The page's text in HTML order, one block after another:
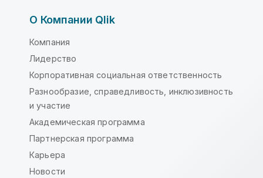
О Компании Qlik
Компания
Лидерство
Корпоративная социальная ответственность
Разнообразие, справедливость, инклюзивность
и участие
Академическая программа
Партнерская программа
Карьера
Новости